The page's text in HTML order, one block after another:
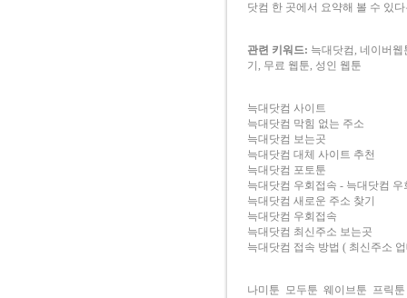
닷컴 한 곳에서 요약해 볼 수 있
관련 키워드: 늑대닷컴, 네이버
기, 무료 웹툰, 성인 웹툰
늑대닷컴 사이트
늑대닷컴 막힘 없는 주소
늑대닷컴 보는곳
늑대닷컴 대체 사이트 추천
늑대닷컴 포토툰
늑대닷컴 우회접속 - 늑대닷컴
늑대닷컴 새로운 주소 찾기
늑대닷컴 우회접속
늑대닷컴 최신주소 보는곳
늑대닷컴 접속 방법 ( 최신주소
나미툰 모두툰 웨이브툰 프릭툰